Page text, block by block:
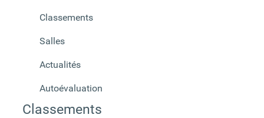
Classements
Salles
Actualités
Autoévaluation
Classements